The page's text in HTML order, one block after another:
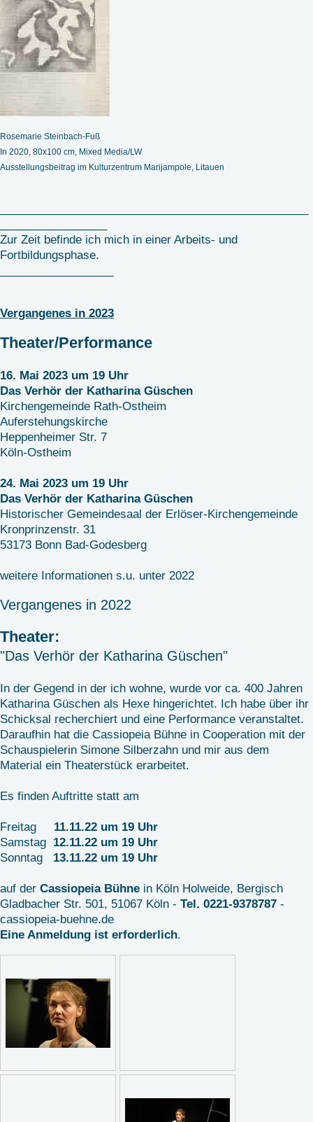
Rosemarie Steinbach-Fuß
In 2020, 80x100 cm, Mixed Media/LW
Ausstellungsbeitrag im Kulturzentrum Marijampole, Litauen
Zur Zeit befinde ich mich in einer Arbeits- und
Fortbildungsphase.
Vergangenes in 2023
Theater/Performance
16. Mai 2023 um 19 Uhr
Das Verhör der Katharina Güschen
Kirchengemeinde Rath-Ostheim
Auferstehungskirche
Heppenheimer Str. 7
Köln-Ostheim
24. Mai 2023 um 19 Uhr
Das Verhör der Katharina Güschen
Historischer Gemeindesaal der Erlöser-Kirchengemeinde
Kronprinzenstr. 31
53173 Bonn Bad-Godesberg
weitere Informationen s.u. unter 2022
Vergangenes in 2022
Theater:
"Das Verhör der Katharina Güschen"
In der Gegend in der ich wohne, wurde vor ca. 400 Jahren
Katharina Güschen als Hexe hingerichtet. Ich habe über ihr
Schicksal recherchiert und eine Performance veranstaltet.
Daraufhin hat die Cassiopeia Bühne in Cooperation mit der
Schauspielerin Simone Silberzahn und mir aus dem
Material ein Theaterstück erarbeitet.
Es finden Auftritte statt am
Freitag 11.11.22 um 19 Uhr
Samstag 12.11.22 um 19 Uhr
Sonntag 13.11.22 um 19 Uhr
auf der Cassiopeia Bühne in Köln Holweide, Bergisch
Gladbacher Str. 501, 51067 Köln - Tel. 0221-9378787 -
cassiopeia-buehne.de
Eine Anmeldung ist erforderlich.